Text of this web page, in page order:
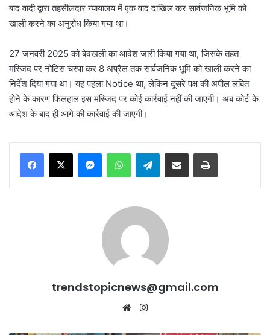
बाद वादी द्वारा तहसीलदार न्यायालय में एक वाद दाखिल कर सार्वजनिक भूमि को
खाली करने का अनुरोध किया गया था।
27 जनवरी 2025 को बेदखली का आदेश जारी किया गया था, जिसके तहत
मस्जिद पर नोटिस चस्पा कर 8 अप्रैल तक सार्वजनिक भूमि को खाली करने का
निर्देश दिया गया था। यह पहला Notice था, लेकिन दूसरे पक्ष की अपील लंबित
होने के कारण फिलहाल इस मस्जिद पर कोई कार्रवाई नहीं की जाएगी। अब कोर्ट के
आदेश के बाद ही आगे की कार्रवाई की जाएगी।
MessengerWhatsAppTelegramShare via Email Print
trendstopicnews@gmail.com
Website